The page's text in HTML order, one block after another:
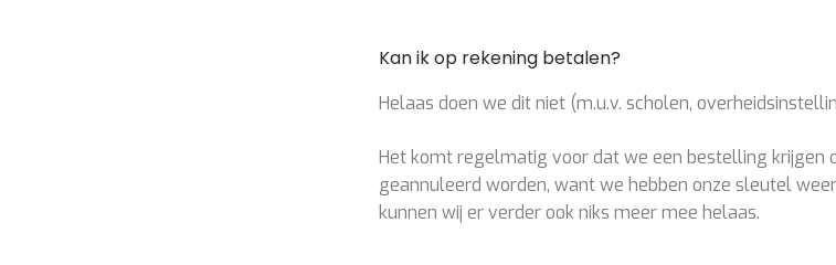
Kan ik op rekening betalen?
Helaas doen we dit niet (m.u.v. scholen,
Het komt regelmatig voor dat we een bestelling krijgen
geannuleerd worden, want we hebben onze sleutel
kunnen wij er verder ook niks meer mee helaas.